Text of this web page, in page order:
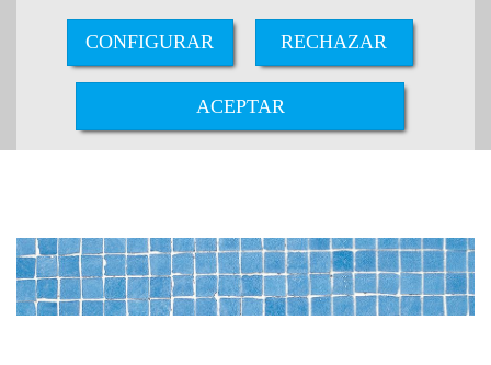
CONFIGURAR RECHAZAR
ACEPTAR